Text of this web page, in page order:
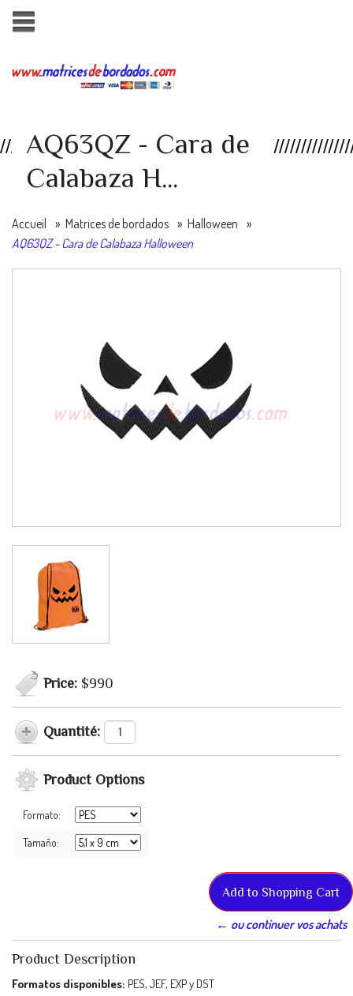
AQ63QZ - Cara de
Calabaza H...
Accueil » Matrices de bordados » Halloween »
AQ63QZ - Cara de Calabaza Halloween
Price: $990
Quantité:
Product Options
Formato:
Tamaño:
← ou continuer vos achats
Product Description
Formatos disponibles: PES, JEF, EXP y DST